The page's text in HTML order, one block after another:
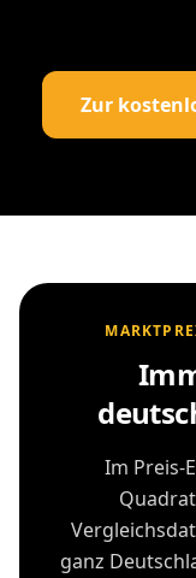
Zur
Im Preis-
ganz